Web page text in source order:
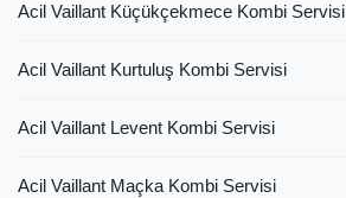
Acil Vaillant Küçükçekmece Kombi Servisi
Acil Vaillant Kurtuluş Kombi Servisi
Acil Vaillant Levent Kombi Servisi
Acil Vaillant Maçka Kombi Servisi